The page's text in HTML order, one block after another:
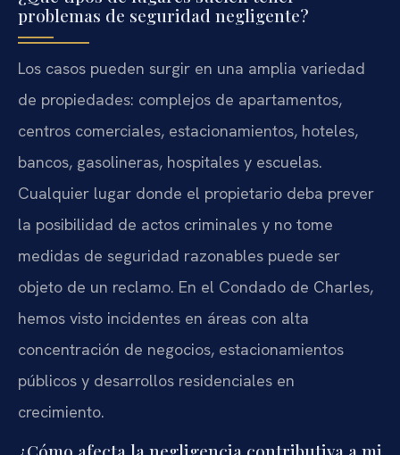
problemas de seguridad negligente?
Los casos pueden surgir en una amplia variedad
de propiedades: complejos de apartamentos,
centros comerciales, estacionamientos, hoteles,
bancos, gasolineras, hospitales y escuelas.
Cualquier lugar donde el propietario deba prever
la posibilidad de actos criminales y no tome
medidas de seguridad razonables puede ser
objeto de un reclamo. En el Condado de Charles,
hemos visto incidentes en áreas con alta
concentración de negocios, estacionamientos
públicos y desarrollos residenciales en
crecimiento.
¿Cómo afecta la negligencia contributiva a mi